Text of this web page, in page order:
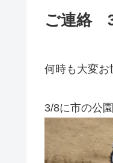
ご連絡
何時も大変お
3/8に市の公